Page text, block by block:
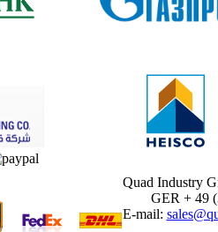
Quad Industry
GER + 49
E-mail: